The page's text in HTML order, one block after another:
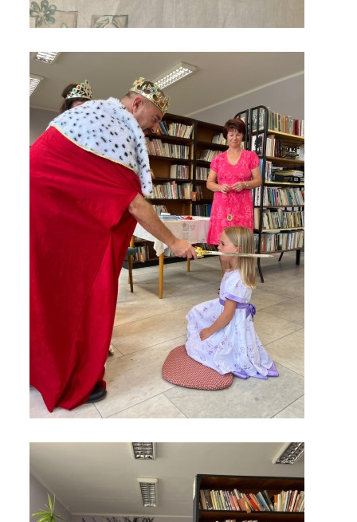
WebSlice | Aktualizováno: 1. 8. 2026
Nahoru ↑